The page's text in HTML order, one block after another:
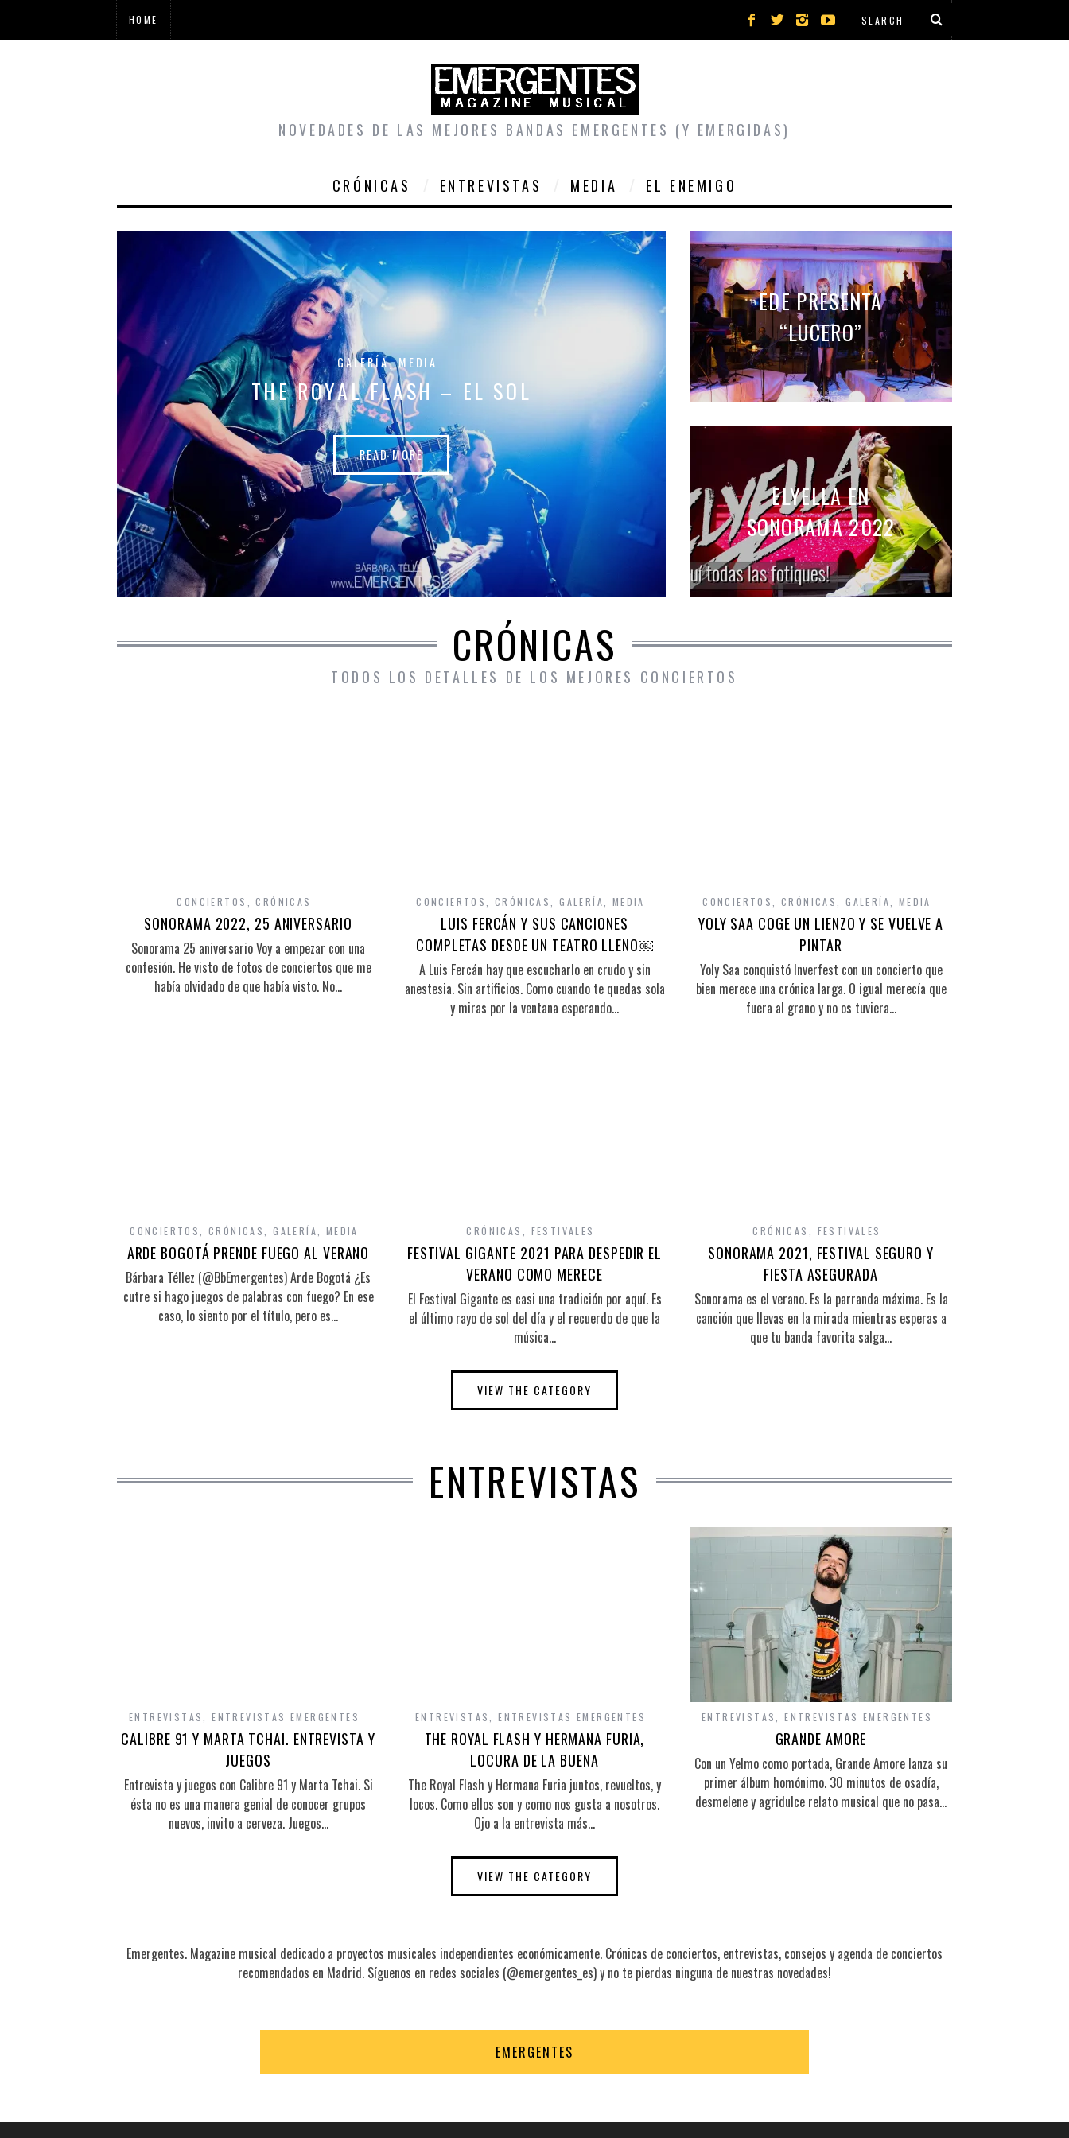
HOME
NOVEDADES DE LAS MEJORES BANDAS EMERGENTES (Y EMERGIDAS)
CRÓNICAS ENTREVISTAS MEDIA EL ENEMIGO
GALERÍA,MEDIA
THE ROYAL FLASH – EL SOL
READ MORE
CONCIERTOS
SONORAMA 2022, 25
EDE PRESENTA
“LUCERO”
ELYELLA EN
SONORAMA 2022
CRÓNICAS
TODOS LOS DETALLES DE LOS MEJORES CONCIERTOS
CONCIERTOS ,CRÓNICAS
SONORAMA 2022, 25 ANIVERSARIO
Sonorama 25 aniversario Voy a empezar con una
confesión. He visto de fotos de conciertos que me
había olvidado de que había visto. No…
CONCIERTOS ,CRÓNICAS ,GALERÍA MEDIA
LUIS FERCÁN Y SUS CANCIONES
COMPLETAS DESDE UN TEATRO LLENO￼
A Luis Fercán hay que escucharlo en crudo y sin
anestesia. Sin artificios. Como cuando te quedas sola
y miras por la ventana esperando…
CONCIERTOS ,CRÓNICAS ,GALERÍA MEDIA
YOLY SAA COGE UN LIENZO Y SE VUELVE A
PINTAR
Yoly Saa conquistó Inverfest con un concierto que
bien merece una crónica larga. O igual merecía que
fuera al grano y no os tuviera…
CONCIERTOS ,CRÓNICAS ,GALERÍA MEDIA
ARDE BOGOTÁ PRENDE FUEGO AL VERANO
Bárbara Téllez (@BbEmergentes) Arde Bogotá ¿Es
cutre si hago juegos de palabras con fuego? En ese
caso, lo siento por el título, pero es…
CRÓNICAS FESTIVALES
FESTIVAL GIGANTE 2021 PARA DESPEDIR EL
VERANO COMO MERECE
El Festival Gigante es casi una tradición por aquí. Es
el último rayo de sol del día y el recuerdo de que la
música…
CRÓNICAS FESTIVALES
SONORAMA 2021, FESTIVAL SEGURO Y
FIESTA ASEGURADA
Sonorama es el verano. Es la parranda máxima. Es la
canción que llevas en la mirada mientras esperas a
que tu banda favorita salga…
VIEW THE CATEGORY
ENTREVISTAS
ENTREVISTAS ,ENTREVISTAS EMERGENTES
CALIBRE 91 Y MARTA TCHAI. ENTREVISTA Y
JUEGOS
Entrevista y juegos con Calibre 91 y Marta Tchai. Si
ésta no es una manera genial de conocer grupos
nuevos, invito a cerveza. Juegos…
ENTREVISTAS ,ENTREVISTAS EMERGENTES
THE ROYAL FLASH Y HERMANA FURIA,
LOCURA DE LA BUENA
The Royal Flash y Hermana Furia juntos, revueltos, y
locos. Como ellos son y como nos gusta a nosotros.
Ojo a la entrevista más…
ENTREVISTAS ,ENTREVISTAS EMERGENTES
GRANDE AMORE
Con un Yelmo como portada, Grande Amore lanza su
primer álbum homónimo. 30 minutos de osadía,
desmelene y agridulce relato musical que no pasa…
VIEW THE CATEGORY
Emergentes. Magazine musical dedicado a proyectos musicales independientes económicamente. Crónicas de conciertos, entrevistas, consejos y agenda de conciertos
recomendados en Madrid. Síguenos en redes sociales (@emergentes_es) y no te pierdas ninguna de nuestras novedades!
EMERGENTES